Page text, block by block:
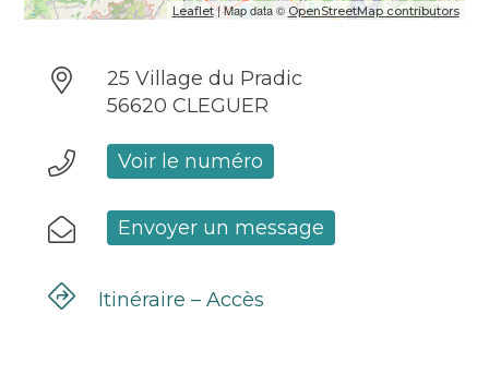
Leaflet| Map data © OpenStreetMap contributors
25 Village du Pradic
56620 CLEGUER
Voir le numéro
Envoyer un message
Itinéraire – Accès